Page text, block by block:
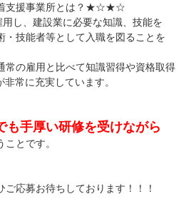
支援事業所とは？★☆★☆
し、建設業に必要な知識、技能を
・技能者等として入職を図ることを
の雇用と比べて知識習得や資格取得
常に充実しています。
も手厚い研修を受けながら
ことです。
応募お待ちしております！！！